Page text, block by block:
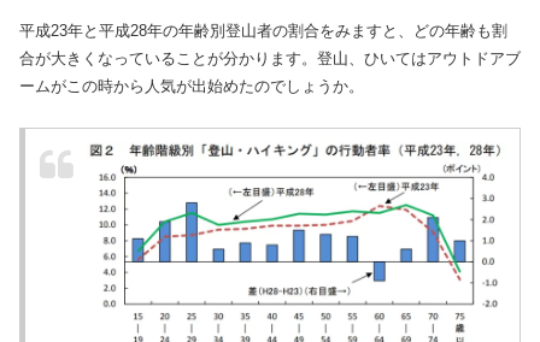
平成23年と平成28年の年齢別登山者の割合をみますと、どの年齢も割
合が大きくなっていることが分かります。登山、ひいてはアウトドアブ
ームがこの時から人気が出始めたのでしょうか。